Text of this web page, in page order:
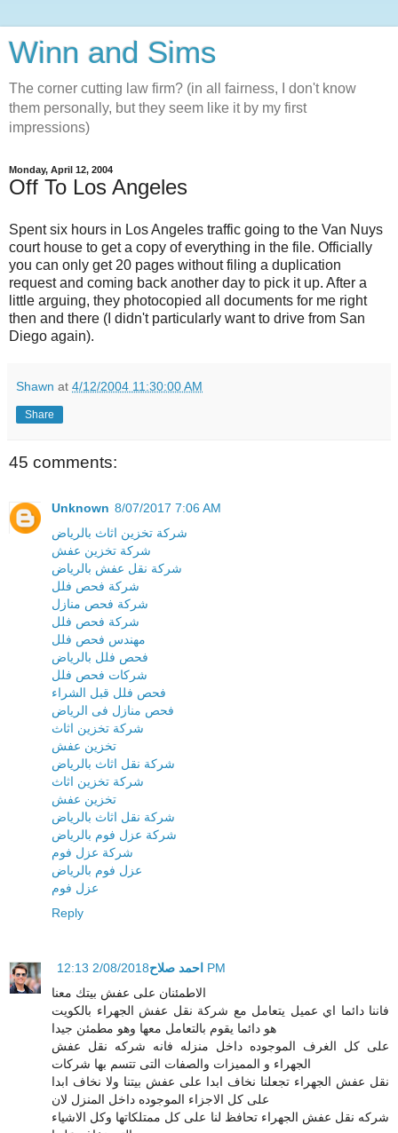
Winn and Sims
The corner cutting law firm? (in all fairness, I don't know
them personally, but they seem like it by my first
impressions)
Monday, April 12, 2004
Off To Los Angeles
Spent six hours in Los Angeles traffic going to the Van Nuys
court house to get a copy of everything in the file. Officially
you can only get 20 pages without filing a duplication
request and coming back another day to pick it up. After a
little arguing, they photocopied all documents for me right
then and there (I didn't particularly want to drive from San
Diego again).
Shawn at 4/12/2004 11:30:00 AM
Share
45 comments:
Unknown 8/07/2017 7:06 AM
شركة تخزين اثاث بالرياض
شركة تخزين عفش
شركة نقل عفش بالرياض
شركة فحص فلل
شركة فحص منازل
شركة فحص فلل
مهندس فحص فلل
فحص فلل بالرياض
شركات فحص فلل
فحص فلل قبل الشراء
فحص منازل فى الرياض
شركة تخزين اثاث
تخزين عفش
شركة نقل اثاث بالرياض
شركة تخزين اثاث
تخزين عفش
شركة نقل اثاث بالرياض
شركة عزل فوم بالرياض
شركة عزل فوم
عزل فوم بالرياض
عزل فوم
Reply
احمد صلاح 2/08/2018 12:13 PM
الاطمئنان على عفش بيتك معنا
فاننا دائما اي عميل يتعامل مع شركة نقل عفش الجهراء بالكويت
هو دائما يقوم بالتعامل معها وهو مطمئن جيدا
على كل الغرف الموجوده داخل منزله فانه شركه نقل عفش
الجهراء و المميزات والصفات التى تتسم بها شركات
نقل عفش الجهراء تجعلنا نخاف ابدا على عفش بيتنا ولا نخاف ابدا
على كل الاجزاء الموجوده داخل المنزل لان
شركه نقل عفش الجهراء تحافظ لنا على كل ممتلكاتها وكل الاشياء